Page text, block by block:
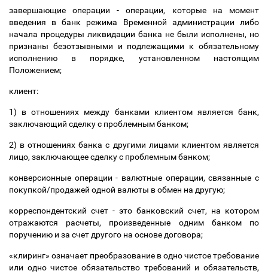
завершающие операции - операции, которые на момент
введения в банк режима Временной администрации либо
начала процедуры ликвидации банка не были исполнены, но
признаны безотзывными и подлежащими к обязательному
исполнению в порядке, установленном настоящим
Положением;
клиент:
1) в отношениях между банками клиентом является банк,
заключающий сделку с проблемным банком;
2) в отношениях банка с другими лицами клиентом является
лицо, заключающее сделку с проблемным банком;
конверсионные операции - валютные операции, связанные с
покупкой/продажей одной валюты в обмен на другую;
корреспондентский счет - это банковский счет, на котором
отражаются расчеты, произведенные одним банком по
поручению и за счет другого на основе договора;
«клиринг» означает преобразование в одно чистое требование
или одно чистое обязательство требований и обязательств,